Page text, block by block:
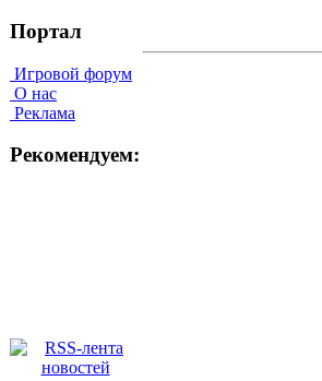
Портал
Игровой форум
О нас
Реклама
Рекомендуем: